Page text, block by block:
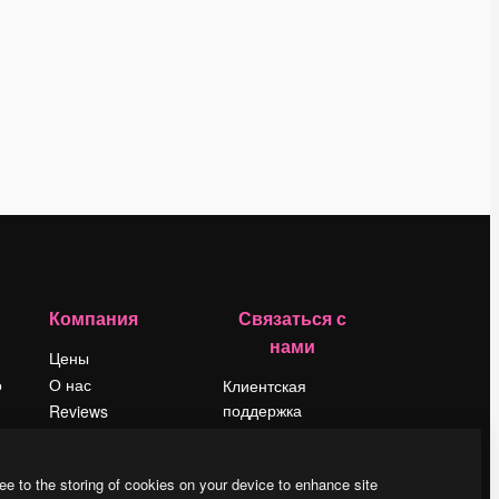
Компания
Цены
О нас
Reviews
Блог
Связаться с
нами
Клиентская
поддержка
LinkedIn
to the storing of cookies on your device to enhance site